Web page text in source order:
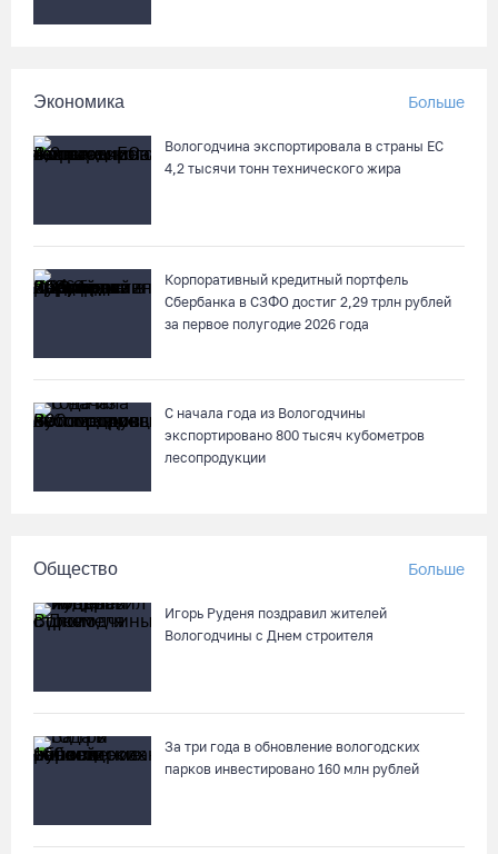
Экономика Больше
Вологодчина экспортировала в страны ЕС
4,2 тысячи тонн технического жира
Корпоративный кредитный портфель
Сбербанка в СЗФО достиг 2,29 трлн рублей
за первое полугодие 2026 года
С начала года из Вологодчины
экспортировано 800 тысяч кубометров
лесопродукции
Общество Больше
Игорь Руденя поздравил жителей
Вологодчины с Днем строителя
За три года в обновление вологодских
парков инвестировано 160 млн рублей